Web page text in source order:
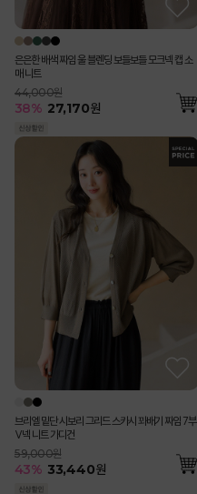
은은한 배색 짜임 울 블렌딩 보들보들 모크넥 캡 소
매 니트
44,000원
38% 27,170원
브리엘 밑단 시보리 그리드 스카시 꽈배기 짜임 7부
V넥 니트 가디건
59,000원
43% 33,440원